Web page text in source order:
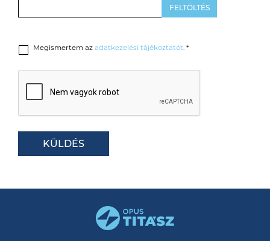
Megismertem az adatkezelési tájékoztatót . *
KÜLDÉS